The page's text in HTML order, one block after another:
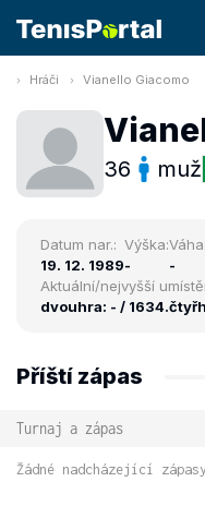
Hráči Vianello Giacomo
36 muž
Datum nar.:
19. 12. 1989
Výška:
-
Váha:
-
Aktuální/nejvyšší
dvouhra: - / 1634.
Příští zápas
Turnaj a zápas
Žádné nadcházející